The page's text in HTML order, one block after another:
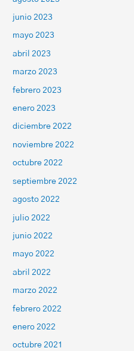
junio 2023
mayo 2023
abril 2023
marzo 2023
febrero 2023
enero 2023
diciembre 2022
noviembre 2022
octubre 2022
septiembre 2022
agosto 2022
julio 2022
junio 2022
mayo 2022
abril 2022
marzo 2022
febrero 2022
enero 2022
octubre 2021